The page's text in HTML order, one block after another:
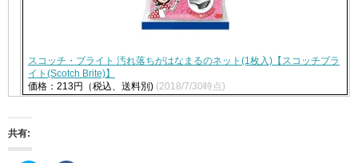
スコッチ・ブライト 汚れ落ちがはなまるのネット(1枚入)【スコッチブラ
イト(Scotch Brite)】
価格：213円（税込、送料別) (2018/7/30時点)
共有: